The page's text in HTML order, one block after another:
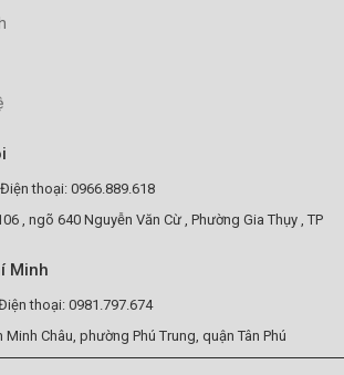
thoại: 0966.889.618
, ngõ 640 Nguyễn Văn Cừ , Phường Gia Thụy , TP
Minh
thoại: 0981.797.674
Châu, phường Phú Trung, quận Tân Phú